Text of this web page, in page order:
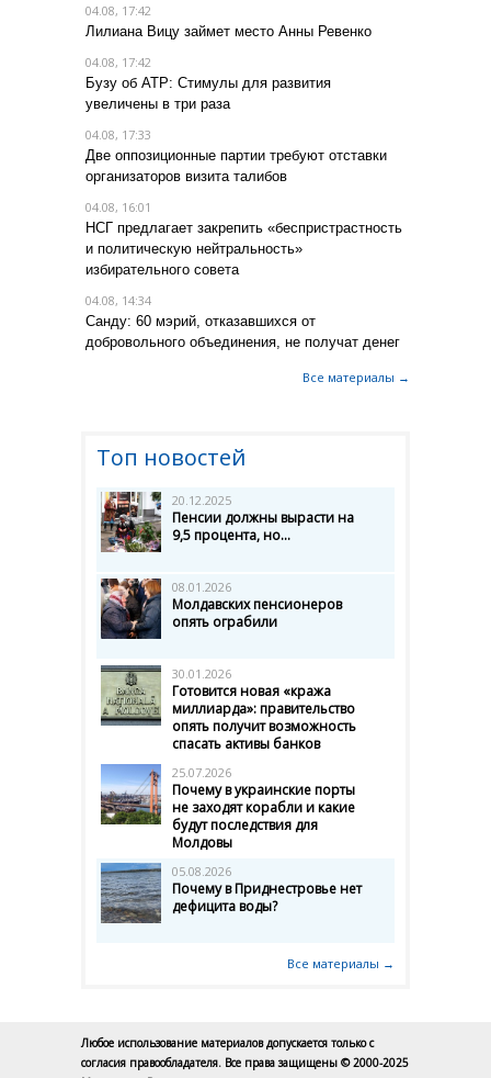
04.08, 17:42
Лилиана Вицу займет место Анны Ревенко
04.08, 17:42
Бузу об АТР: Стимулы для развития
увеличены в три раза
04.08, 17:33
Две оппозиционные партии требуют отставки
организаторов визита талибов
04.08, 16:01
НСГ предлагает закрепить «беспристрастность
и политическую нейтральность»
избирательного совета
04.08, 14:34
Санду: 60 мэрий, отказавшихся от
добровольного объединения, не получат денег
Все материалы →
Топ новостей
20.12.2025
Пенсии должны вырасти на
9,5 процента, но...
08.01.2026
Молдавских пенсионеров
опять ограбили
30.01.2026
Готовится новая «кража
миллиарда»: правительство
опять получит возможность
спасать активы банков
25.07.2026
Почему в украинские порты
не заходят корабли и какие
будут последствия для
Молдовы
05.08.2026
Почему в Приднестровье нет
дефицита воды?
Все материалы →
Любое использование материалов допускается только с
согласия правообладателя. Все права защищены © 2000-2025